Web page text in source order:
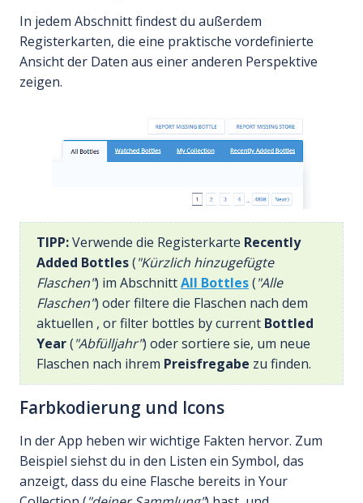
In jedem Abschnitt findest du außerdem
Registerkarten, die eine praktische vordefinierte
Ansicht der Daten aus einer anderen Perspektive
zeigen.
TIPP:Verwende die Registerkarte Recently
Added Bottles("Kürzlich hinzugefügte
Flaschen") im AbschnittAll Bottles("Alle
Flaschen") oder filtere die Flaschen nach dem
aktuellen , or filter bottles by current Bottled
Year("Abfülljahr") oder sortiere sie, um neue
Flaschen nach ihrem Preisfregabe zu finden.
Farbkodierung und Icons
In der App heben wir wichtige Fakten hervor. Zum
Beispiel siehst du in den Listen ein Symbol, das
anzeigt, dass du eine Flasche bereits in Your